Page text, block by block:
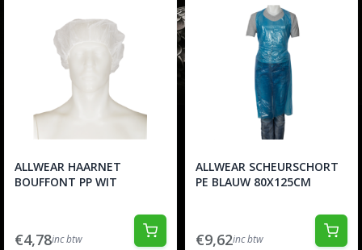
ALLWEAR HAARNET
BOUFFONT PP WIT
€4,78inc btw
ALLWEAR SCHEURSCHORT
PE BLAUW 80X125CM
€9,62inc btw